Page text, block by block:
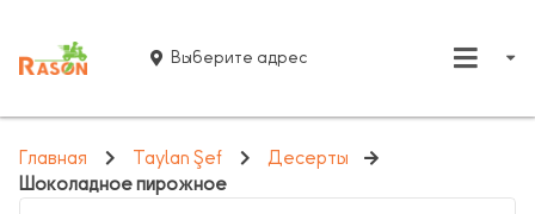
Выберите адрес
Главная Taylan Şef
Десерты
Шоколадное пирожное